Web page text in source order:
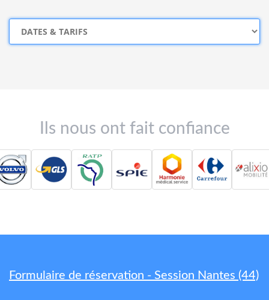
Ils nous ont fait confiance
Formulaire de réservation - Session Nantes (44)